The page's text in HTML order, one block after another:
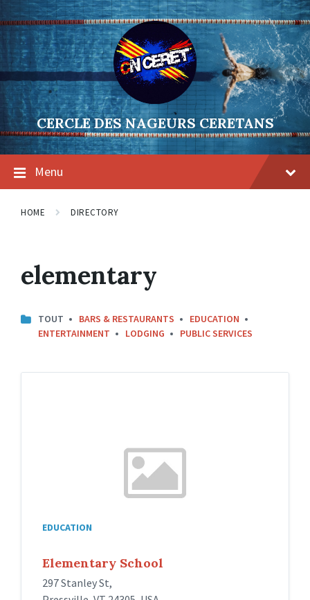
Skip
to
content
Skip
to
main
navigation
Skip
to
footer
CERCLE DES NAGEURS CERETANS
Menu
HOME DIRECTORY
elementary
TOUT BARS & RESTAURANTS
EDUCATION
ENTERTAINMENT
LODGING PUBLIC SERVICES
EDUCATION
Elementary School
297 Stanley St,